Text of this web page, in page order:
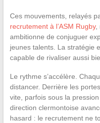
Ces mouvements, relayés
recrutement à l’ASM Rugby,
ambitionne de conjuguer
jeunes talents. La stratégie
capable de rivaliser aussi
Le rythme s’accélère.
distancer. Derrière les
vite, parfois sous la
direction clermontoise
hasard : le recrutement ne